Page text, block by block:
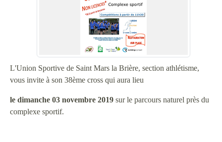
L'Union Sportive de Saint Mars la Brière, section athlétisme,
vous invite à son 38ème cross qui aura lieu
le dimanche 03 novembre 2019 sur le parcours naturel près du
complexe sportif.